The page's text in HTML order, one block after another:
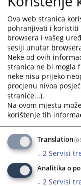
putem E-mail-a
Ova web stranica
pohranjivati i koristiti
browsera i vašeg
sesiji unutar
Neke od ovih
stranica ne bi mogla
neke nisu prijeko
procjenu nivoa
stranice...).
Na ovom mjestu
korištenje tih
Translation
↓ 2 Servisi
Analitika o
↓ 2 Servisi